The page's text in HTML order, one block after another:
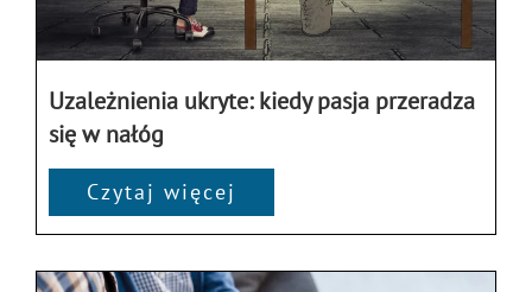
Uzależnienia ukryte: kiedy pasja przeradza
się w nałóg
Czytaj więcej